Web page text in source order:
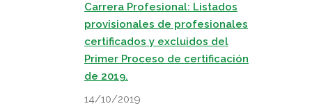
Carrera Profesional: Listados
provisionales de profesionales
certificados y excluidos del
Primer Proceso de certificación
de 2019.
14/10/2019